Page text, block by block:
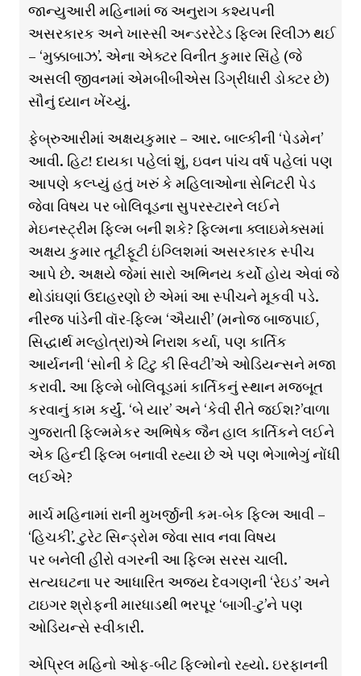
જાન્યુઆરી મહિનામાં જ અનુરાગ કશ્યપની
અસરકારક અને ખાસ્સી અન્ડરરેટેડ ફિલ્મ રિલીઝ થઈ
– ‘મુક્કાબાઝ’. એના એક્ટર વિનીત કુમાર સિંહે (જે
અસલી જીવનમાં એમબીબીએસ ડિગ્રીધારી ડોક્ટર છે)
સૌનું ધ્યાન ખેંચ્યું.
ફેબ્રુઆરીમાં અક્ષયકુમાર – આર. બાલ્કીની ‘પેડમેન’
આવી. હિટ! દાયકા પહેલાં શું, ઇવન પાંચ વર્ષ પહેલાં પણ
આપણે કલ્પ્યું હતું ખરું કે મહિલાઓના સેનિટરી પેડ
જેવા વિષય પર બોલિવૂડના સુપરસ્ટારને લઈને
મેઇનસ્ટ્રીમ ફિલ્મ બની શકે? ફિલ્મના ક્લાઇમેક્સમાં
અક્ષય કુમાર તૂટીફૂટી ઇંગ્લિશમાં અસરકારક સ્પીચ
આપે છે. અક્ષયે જેમાં સારો અભિનય કર્યો હોય એવાં જે
થોડાંઘણાં ઉદાહરણો છે એમાં આ સ્પીચને મૂકવી પડે.
નીરજ પાંડેની વૉર-ફિલ્મ ‘ઐયારી’ (મનોજ બાજપાઈ,
સિદ્ધાર્થ મલ્હોત્રા)એ નિરાશ કર્યા, પણ કાર્તિક
આર્યનની ‘સોની કે ટિટુ કી સ્વિટી’એ ઓડિયન્સને મજા
કરાવી. આ ફિલ્મે બોલિવૂડમાં કાર્તિકનું સ્થાન મજબૂત
કરવાનું કામ કર્યું. ‘બે યાર’ અને ‘કેવી રીતે જઈશ?’વાળા
ગુજરાતી ફિલ્મમેકર અભિષેક જૈન હાલ કાર્તિકને લઈને
એક હિન્દી ફિલ્મ બનાવી રહ્યા છે એ પણ ભેગાભેગું નોંધી
લઈએ?
માર્ચ મહિનામાં રાની મુખર્જીની કમ-બેક ફિલ્મ આવી –
‘હિચકી’. ટુરેટ સિન્ડ્રોમ જેવા સાવ નવા વિષય
પર બનેલી હીરો વગરની આ ફિલ્મ સરસ ચાલી.
સત્યઘટના પર આધારિત અજય દેવગણની ‘રેઇડ’ અને
ટાઇગર શ્રોફની મારધાડથી ભરપૂર ‘બાગી-ટુ’ને પણ
ઓડિયન્સે સ્વીકારી.
એપ્રિલ મહિનો ઓફ-બીટ ફિલ્મોનો રહ્યો. ઇરફાનની